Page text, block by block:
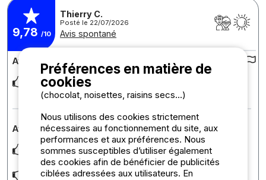
9,78 /10
Thierry C.
Posté le 22/07/2026
Avis spontané
Avis sur le camping :
Endroit calme personnels très sympathique piscine génial
avec des chaises longues à disposition. Re
Avis sur l'hébergement :
Très bien
Pas de climatisation
Préférences en matière de
cookies
(chocolat, noisettes, raisins secs...)
Nous utilisons des cookies strictement
nécessaires au fonctionnement du site, aux
performances et aux préférences. Nous
sommes susceptibles d’utiliser également
des cookies afin de bénéficier de publicités
ciblées adressées aux utilisateurs. En